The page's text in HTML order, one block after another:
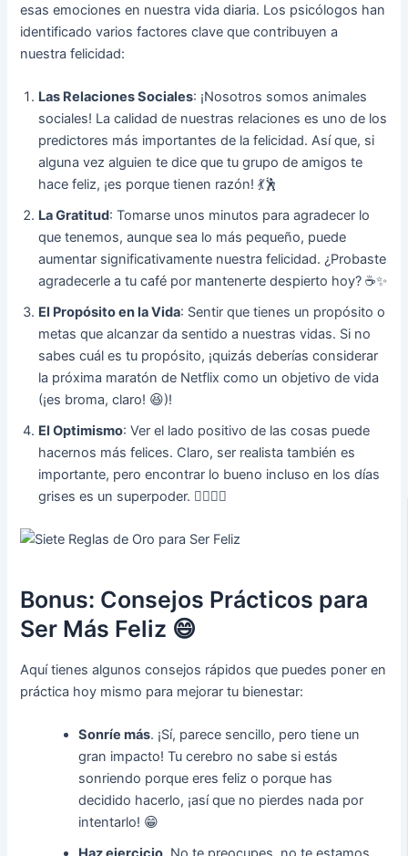
esas emociones en nuestra vida diaria. Los psicólogos han
identificado varios factores clave que contribuyen a
nuestra felicidad:
Las Relaciones Sociales: ¡Nosotros somos animales
sociales! La calidad de nuestras relaciones es uno de los
predictores más importantes de la felicidad. Así que, si
alguna vez alguien te dice que tu grupo de amigos te
hace feliz, ¡es porque tienen razón! 💃🕺
La Gratitud: Tomarse unos minutos para agradecer lo
que tenemos, aunque sea lo más pequeño, puede
aumentar significativamente nuestra felicidad. ¿Probaste
agradecerle a tu café por mantenerte despierto hoy? ☕✨
El Propósito en la Vida: Sentir que tienes un propósito o
metas que alcanzar da sentido a nuestras vidas. Si no
sabes cuál es tu propósito, ¡quizás deberías considerar
la próxima maratón de Netflix como un objetivo de vida
(¡es broma, claro! 😆)!
El Optimismo: Ver el lado positivo de las cosas puede
hacernos más felices. Claro, ser realista también es
importante, pero encontrar lo bueno incluso en los días
grises es un superpoder. 🦸‍♀️🦸‍♂️
Bonus: Consejos Prácticos para
Ser Más Feliz 😄
Aquí tienes algunos consejos rápidos que puedes poner en
práctica hoy mismo para mejorar tu bienestar:
Sonríe más. ¡Sí, parece sencillo, pero tiene un
gran impacto! Tu cerebro no sabe si estás
sonriendo porque eres feliz o porque has
decidido hacerlo, ¡así que no pierdes nada por
intentarlo! 😁